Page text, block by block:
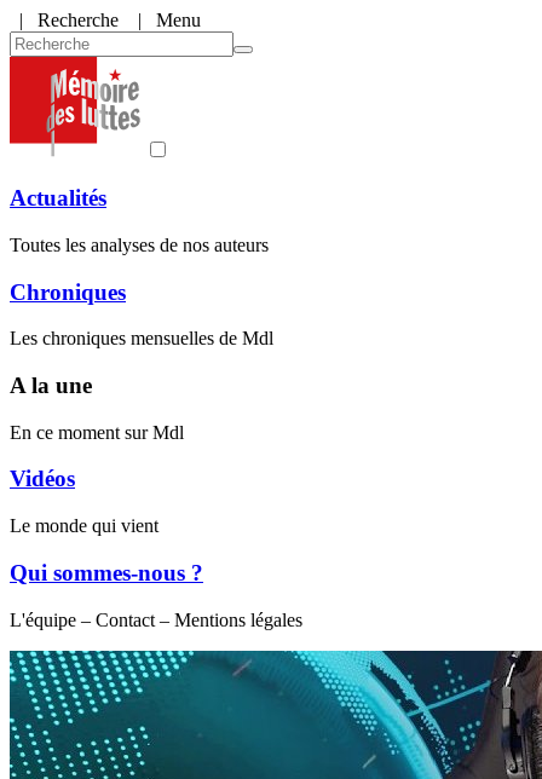
| Recherche | Menu
Actualités
Toutes les analyses de nos auteurs
Chroniques
Les chroniques mensuelles de Mdl
A la une
En ce moment sur Mdl
Vidéos
Le monde qui vient
Qui sommes-nous ?
L'équipe – Contact – Mentions légales